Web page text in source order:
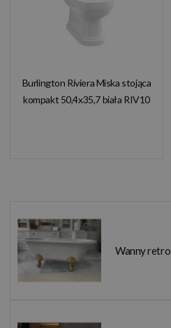
Burlington Riviera Miska stojąca
kompakt 50,4x35,7 biała RIV10
Wanny retro